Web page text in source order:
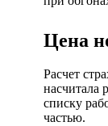
Цена
Расчет
насчитала
списку
частью.